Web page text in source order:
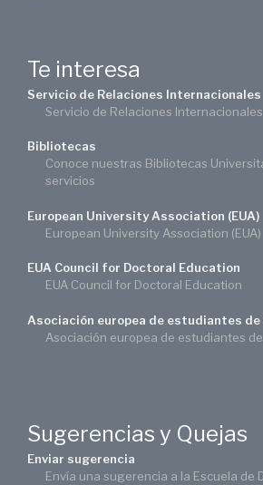
Te interesa
Servicio de Relaciones Internacionales
Servicio de Relaciones Internacionales
Bibliotecas
Conoce nuestras Bibliotecas
servicios
European University Association (EUA)
European University Association (EUA)
EUA Council for Doctoral Education
EUA Council for Doctoral Education
Asociación europea de estudiantes
Asociación europea de estudiantes
Sugerencias y Quejas
Enviar sugerencia
Envía una sugerencia a la Escuela de